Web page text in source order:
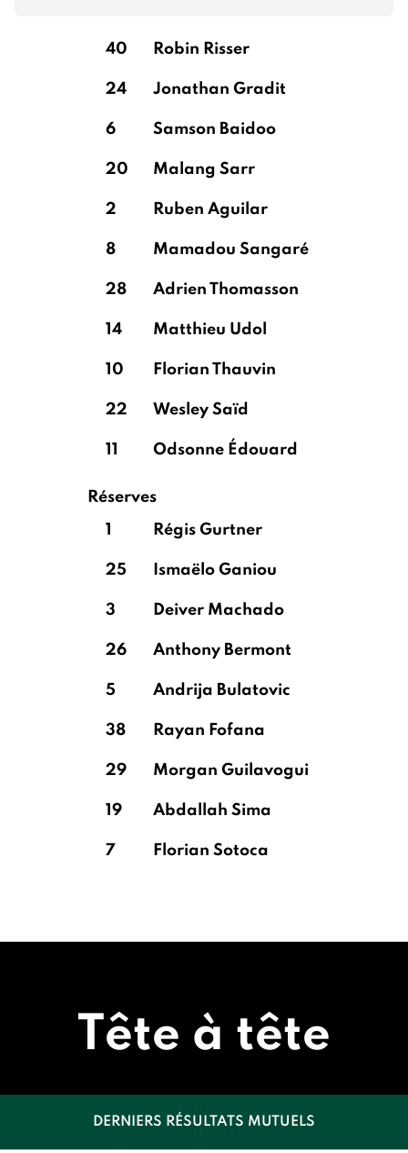
40 Robin Risser
24 Jonathan Gradit
6 Samson Baidoo
20 Malang Sarr
2 Ruben Aguilar
8 Mamadou Sangaré
28 Adrien Thomasson
14 Matthieu Udol
10 Florian Thauvin
22 Wesley Saïd
11 Odsonne Édouard
Réserves
1
Régis Gurtner
25 Ismaëlo Ganiou
3 Deiver Machado
26 Anthony Bermont
5 Andrija Bulatovic
38 Rayan Fofana
29 Morgan Guilavogui
19 Abdallah Sima
7 Florian Sotoca
Tête à tête
DERNIERS RÉSULTATS MUTUELS